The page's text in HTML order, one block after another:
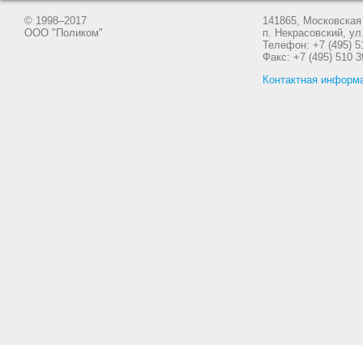
© 1998–2017
ООО "Поликом"
141865,
п. Некрасовский,
Телефон: +7 (495)
Факс: +7 (495) 510
Контактная